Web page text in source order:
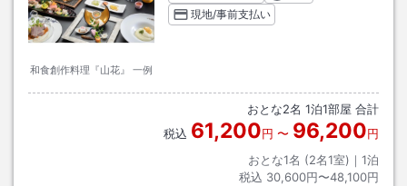
和食創作料理『山花』 一例
現地/事前支払い
おとな2名 1泊1部屋 合計
税込 61,200円 〜 96,200円
おとな1名 (2名1室)｜ 1泊
税込 30,600円〜48,100円